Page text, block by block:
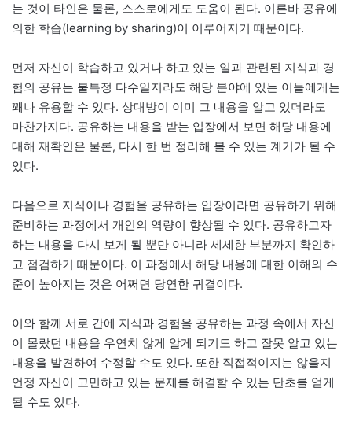
는 것이 타인은 물론, 스스로에게도 도움이 된다. 이른바 공유에
의한 학습(learning by sharing)이 이루어지기 때문이다.
먼저 자신이 학습하고 있거나 하고 있는 일과 관련된 지식과 경
험의 공유는 불특정 다수일지라도 해당 분야에 있는 이들에게는
꽤나 유용할 수 있다. 상대방이 이미 그 내용을 알고 있더라도
마찬가지다. 공유하는 내용을 받는 입장에서 보면 해당 내용에
대해 재확인은 물론, 다시 한 번 정리해 볼 수 있는 계기가 될 수
있다.
다음으로 지식이나 경험을 공유하는 입장이라면 공유하기 위해
준비하는 과정에서 개인의 역량이 향상될 수 있다. 공유하고자
하는 내용을 다시 보게 될 뿐만 아니라 세세한 부분까지 확인하
고 점검하기 때문이다. 이 과정에서 해당 내용에 대한 이해의 수
준이 높아지는 것은 어쩌면 당연한 귀결이다.
이와 함께 서로 간에 지식과 경험을 공유하는 과정 속에서 자신
이 몰랐던 내용을 우연치 않게 알게 되기도 하고 잘못 알고 있는
내용을 발견하여 수정할 수도 있다. 또한 직접적이지는 않을지
언정 자신이 고민하고 있는 문제를 해결할 수 있는 단초를 얻게
될 수도 있다.